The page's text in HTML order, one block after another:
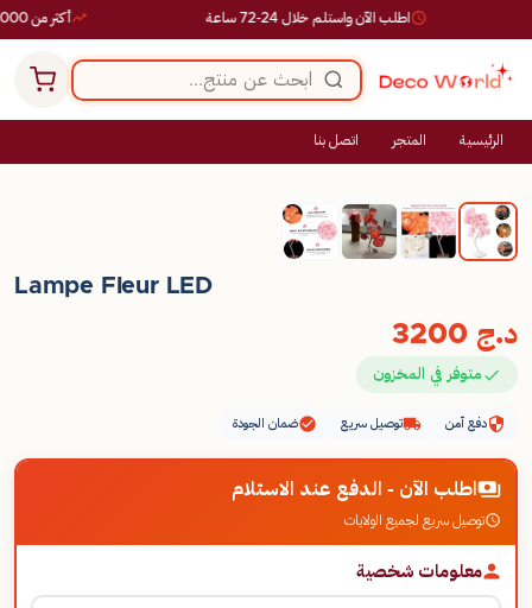
أكثر من 10,000 طلب ناجح اطلب الآن واستلم خلال 24-72 ساعة
الرئيسية المتجر اتصل بنا
Lampe Fleur LED
د.ج
متوفر في المخزون
دفع آمن توصيل سريع ضمان الجودة
اطلب الآن - الدفع عند الاستلام
توصيل سريع لجميع الولايات
معلومات شخصية